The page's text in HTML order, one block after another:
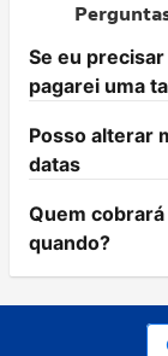
Se eu
pagarei uma
Posso alterar
datas
Quem
quando?